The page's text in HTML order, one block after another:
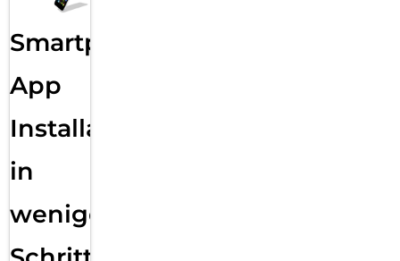
Smartphone
App
Installation
in
wenigen